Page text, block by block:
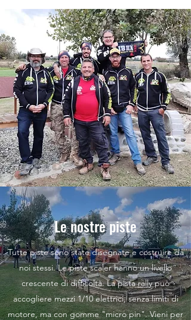
Le nostre piste
Tutte piste sono state disegnate e costruire da
noi stessi. Le piste scaler hanno un livello
crescente di difficoltà. La pista rally può
accogliere mezzi 1/10 elettrici, senza limiti di
motore, ma con gomme "micro pin". Vieni per